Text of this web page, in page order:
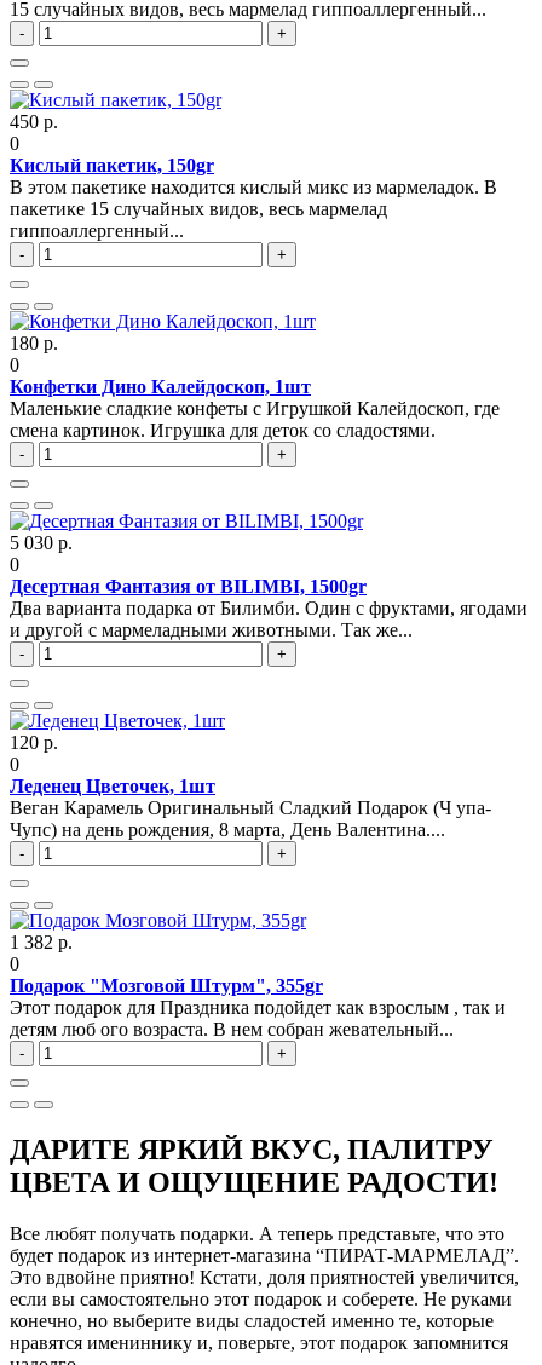
15 случайных видов, весь мармелад гиппоаллергенный...
- +
450 р.
0
Кислый пакетик, 150gr
В этом пакетике находится кислый микс из мармеладок. В
пакетике 15 случайных видов, весь мармелад
гиппоаллергенный...
- +
180 р.
0
Конфетки Дино Калейдоскоп, 1шт
Маленькие сладкие конфеты с Игрушкой Калейдоскоп, где
смена картинок. Игрушка для деток со сладостями.
- +
5 030 р.
0
Десертная Фантазия от BILIMBI, 1500gr
Два варианта подарка от Билимби. Один с фруктами, ягодами
и другой с мармеладными животными. Так же...
- +
120 р.
0
Леденец Цветочек, 1шт
Веган Карамель Оригинальный Сладкий Подарок (Ч упа-
Чупс) на день рождения, 8 марта, День Валентина....
- +
1 382 р.
0
Подарок "Мозговой Штурм", 355gr
Этот подарок для Праздника подойдет как взрослым , так и
детям люб ого возраста. В нем собран жевательный...
- +
ДАРИТЕ ЯРКИЙ ВКУС, ПАЛИТРУ
ЦВЕТА И ОЩУЩЕНИЕ РАДОСТИ!
Все любят получать подарки. А теперь представьте, что это
будет подарок из интернет-магазина “ПИРАТ-МАРМЕЛАД”.
Это вдвойне приятно! Кстати, доля приятностей увеличится,
если вы самостоятельно этот подарок и соберете. Не руками
конечно, но выберите виды сладостей именно те, которые
нравятся имениннику и, поверьте, этот подарок запомнится